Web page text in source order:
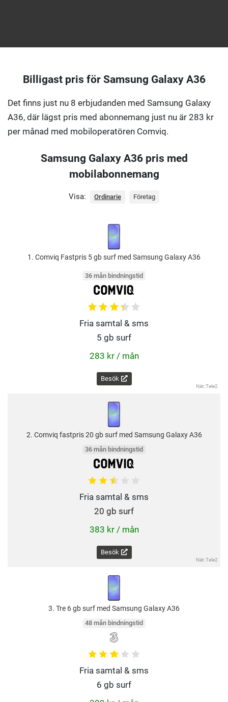
Billigast pris för Samsung Galaxy A36
Det finns just nu 8 erbjudanden med Samsung Galaxy
A36, där lägst pris med abonnemang just nu är 283 kr
per månad med mobiloperatören Comviq.
Samsung Galaxy A36 pris med
mobilabonnemang
Visa: Ordinarie Företag
1. Comviq Fastpris 5 gb surf med Samsung Galaxy A36
36 mån bindningstid
Fria samtal & sms
5 gb surf
283 kr / mån
Besök
Nät: Tele2
2. Comviq fastpris 20 gb surf med Samsung Galaxy A36
36 mån bindningstid
Fria samtal & sms
20 gb surf
383 kr / mån
Besök
Nät: Tele2
3. Tre 6 gb surf med Samsung Galaxy A36
48 mån bindningstid
Fria samtal & sms
6 gb surf